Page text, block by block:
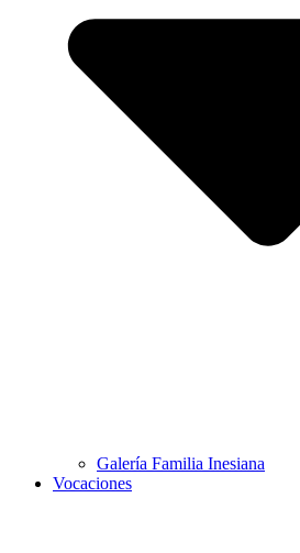
Galería Familia Inesiana
Vocaciones